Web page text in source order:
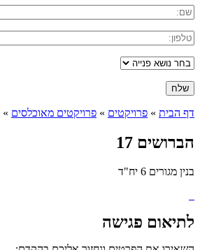
דף הבית » פרויקטים » פרויקטים מאוכלסים »
הברושים 17
בנין מגורים 6 יח"ד
לתיאום פגישה